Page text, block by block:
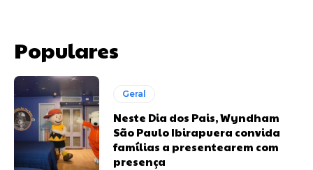
Populares
Geral
Neste Dia dos Pais, Wyndham
São Paulo Ibirapuera convida
famílias a presentearem com
presença